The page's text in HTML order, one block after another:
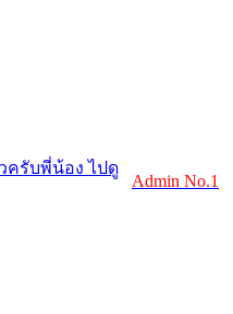
ครับพี่น้อง ไปดู
Admin No.1